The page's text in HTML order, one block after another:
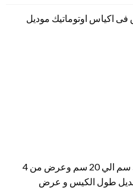
فى اكياس اوتوماتيك موديل
حجم الكيس طول الكيس من 5 سم الي 20 سم وعرض من 4
تعديل طول الكيس و عرض